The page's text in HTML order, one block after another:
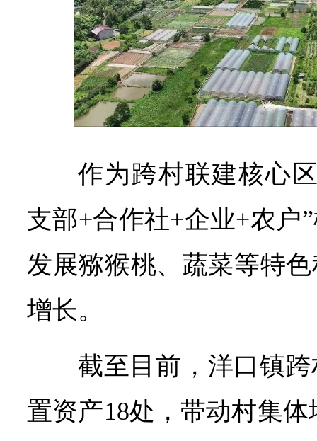
作为跨村联建核心
支部+合作社+企业+农户
发展猕猴桃、蔬菜等特
增长。
截至目前，洋口镇
置资产18处，带动村集